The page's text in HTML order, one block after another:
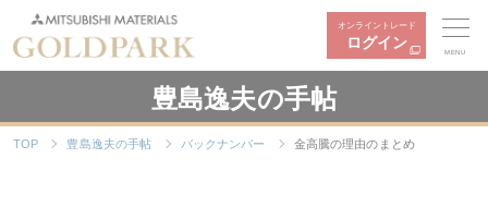
オンライントレード
ログイン
MENU
豊島逸夫の手帖
TOP 豊島逸夫の手帖 バックナンバー 金高騰の理由のまとめ